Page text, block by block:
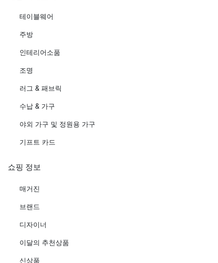
테이블웨어
주방
인테리어소품
조명
러그 & 패브릭
수납 & 가구
야외 가구 및 정원용 가구
기프트 카드
쇼핑 정보
매거진
브랜드
디자이너
이달의 추천상품
신상품